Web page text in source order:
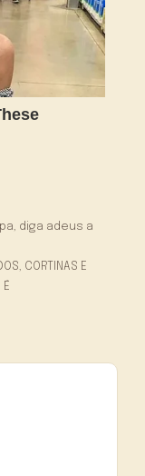
diga adeus a
CORTINAS E
É